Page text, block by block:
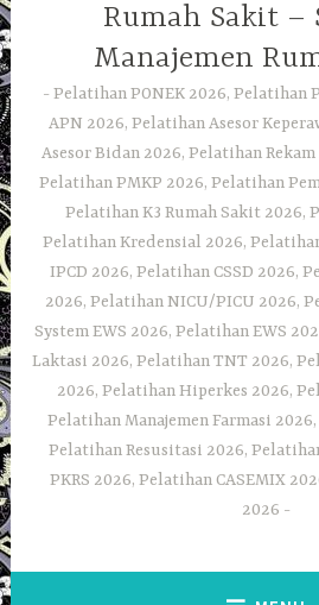
Rumah Sakit –
Manajemen
Pelatihan PONEK 2026, Pelatihan
APN 2026, Pelatihan Asesor
Asesor Bidan 2026, Pelatihan
Pelatihan PMKP 2026, Pelatihan
Pelatihan K3 Rumah Sakit 2026,
Pelatihan Kredensial 2026,
IPCD 2026, Pelatihan CSSD 2026,
2026, Pelatihan NICU/PICU 2026,
System EWS 2026, Pelatihan EWS
Laktasi 2026, Pelatihan TNT 2026,
2026, Pelatihan Hiperkes 2026,
Pelatihan Manajemen Farmasi
Pelatihan Resusitasi 2026,
PKRS 2026, Pelatihan CASEMIX
2026